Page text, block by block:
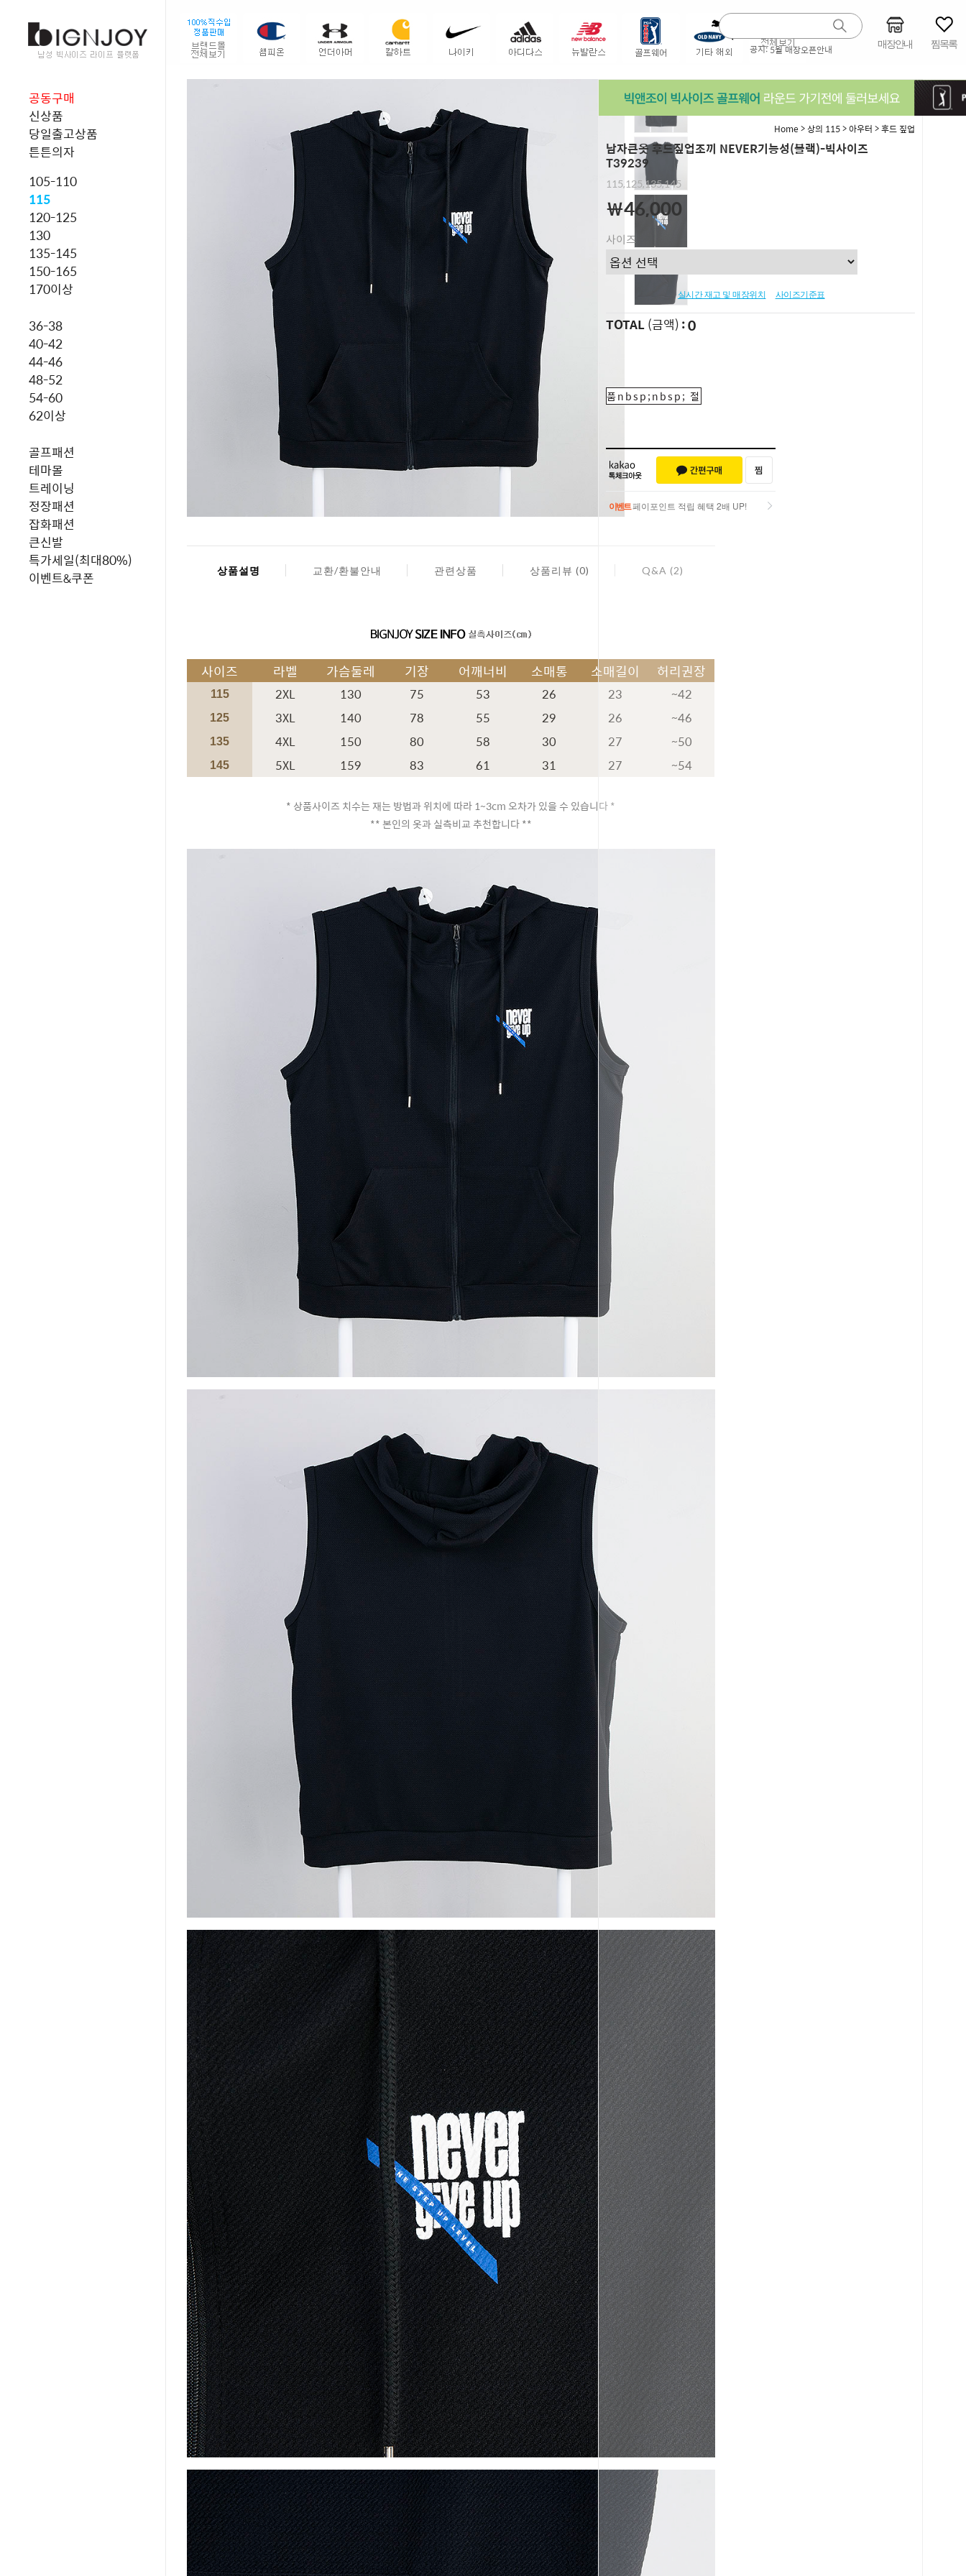
공지:5월 매장오픈안내 매장안내 찜목록
공동구매
신상품
당일출고상품
튼튼의자
105-110
115
120-125
130
135-145
150-165
170이상
36-38
40-42
44-46
48-52
54-60
62이상
골프패션
테마몰
트레이닝
정장패션
잡화패션
큰신발
특가세일(최대80%)
이벤트&쿠폰
Home>상의 115>아우터 >후드 짚업
남자큰옷 후드짚업조끼 NEVER기능성(블랙)-빅사이즈
T39239
115,125,135,145
￦46,000
사이즈
실시간 재고 및 매장위치 사이즈기준표
TOTAL(금액) 0
품nbsp;nbsp; 절
이벤트페이포인트 적립 혜택 2배 UP!
상품설명 교환/환불안내 관련상품 상품리뷰 (0) Q&A (2)
사이즈 라벨 가슴둘레 기장 어깨너비 소매통 소매길이 허리권장
115 2XL 130 75 53 26 23 ~42
125 3XL 140 78 55 29 26 ~46
135 4XL 150 80 58 30 27 ~50
145 5XL 159 83 61 31 27 ~54
* 상품사이즈 치수는 재는 방법과 위치에 따라 1~3cm 오차가 있을 수 있습니다 *
** 본인의 옷과 실측비교 추천합니다 **